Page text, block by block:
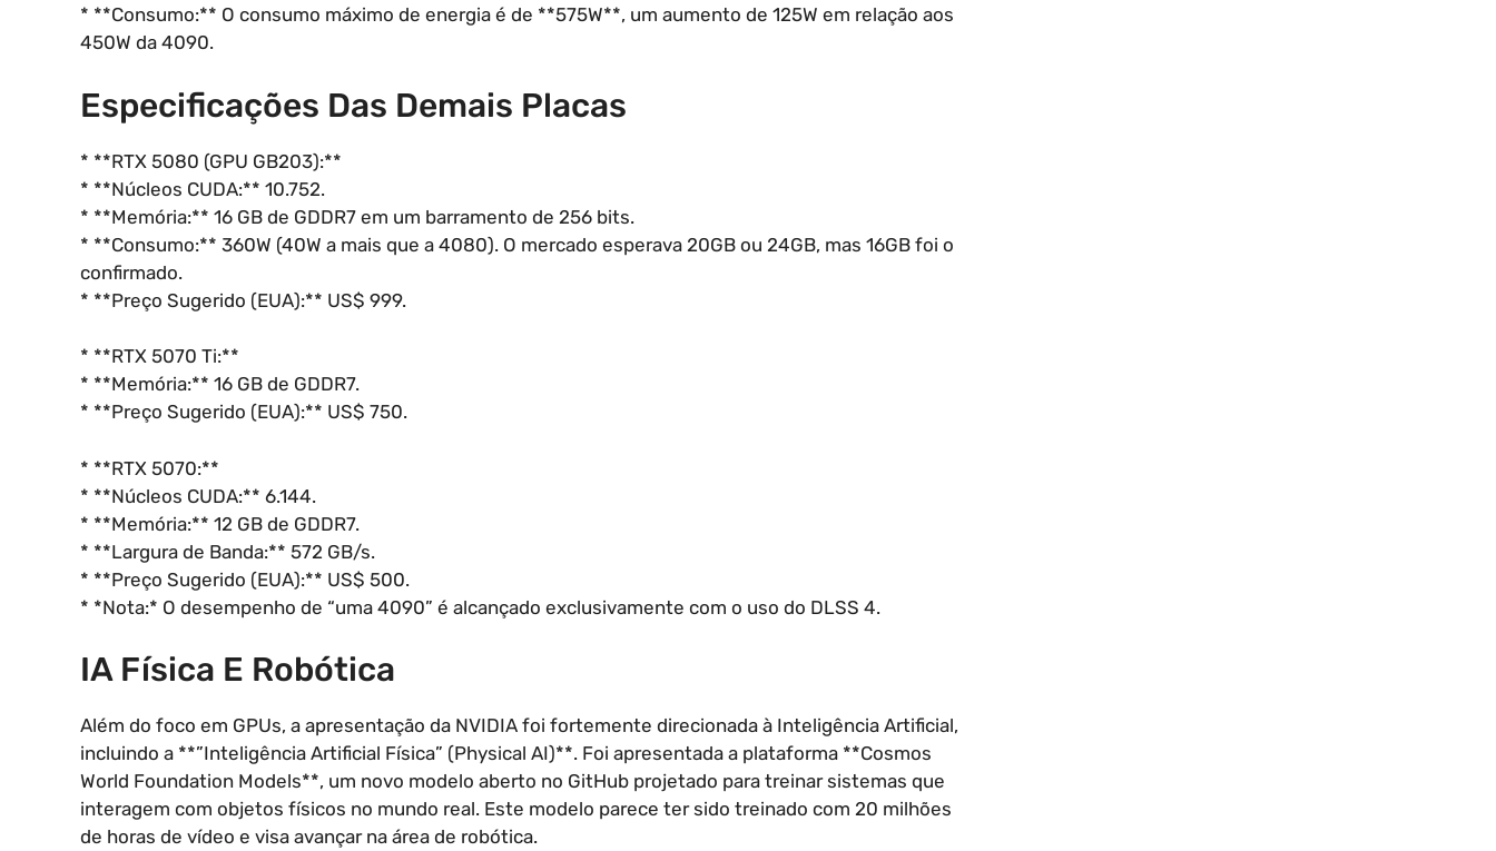
* **Consumo:** O consumo máximo de energia é de **575W**, um aumento de 125W em relação aos
450W da 4090.
Especificações Das Demais Placas
* **RTX 5080 (GPU GB203):**
* **Núcleos CUDA:** 10.752.
* **Memória:** 16 GB de GDDR7 em um barramento de 256 bits.
* **Consumo:** 360W (40W a mais que a 4080). O mercado esperava 20GB ou 24GB, mas 16GB foi o
confirmado.
* **Preço Sugerido (EUA):** US$ 999.
* **RTX 5070 Ti:**
* **Memória:** 16 GB de GDDR7.
* **Preço Sugerido (EUA):** US$ 750.
* **RTX 5070:**
* **Núcleos CUDA:** 6.144.
* **Memória:** 12 GB de GDDR7.
* **Largura de Banda:** 572 GB/s.
* **Preço Sugerido (EUA):** US$ 500.
* *Nota:* O desempenho de “uma 4090” é alcançado exclusivamente com o uso do DLSS 4.
IA Física E Robótica
Além do foco em GPUs, a apresentação da NVIDIA foi fortemente direcionada à Inteligência Artificial,
incluindo a **”Inteligência Artificial Física” (Physical AI)**. Foi apresentada a plataforma **Cosmos
World Foundation Models**, um novo modelo aberto no GitHub projetado para treinar sistemas que
interagem com objetos físicos no mundo real. Este modelo parece ter sido treinado com 20 milhões
de horas de vídeo e visa avançar na área de robótica.